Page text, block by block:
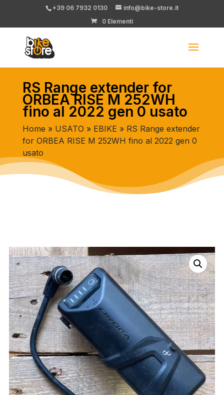
+39 06 7932 0130
info@bike-store.it
0 Elementi
RS Range extender for
ORBEA RISE M 252WH
fino al 2022 gen 0 usato
Home » USATO » EBIKE » RS Range extender
for ORBEA RISE M 252WH fino al 2022 gen 0
usato